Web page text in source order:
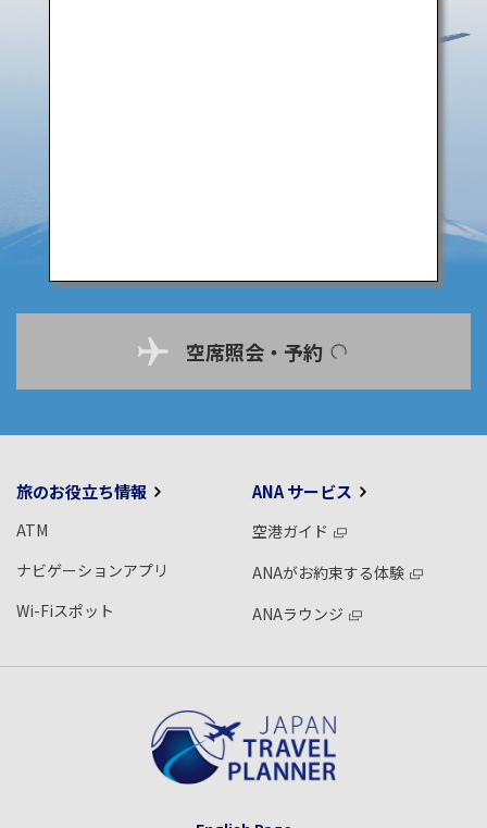
空席照会・予約
旅のお役立ち情報
ATM
ナビゲーションアプリ
Wi-Fiスポット
ANA サービス
空港ガイド
ANAがお約束する体験
ANAラウンジ